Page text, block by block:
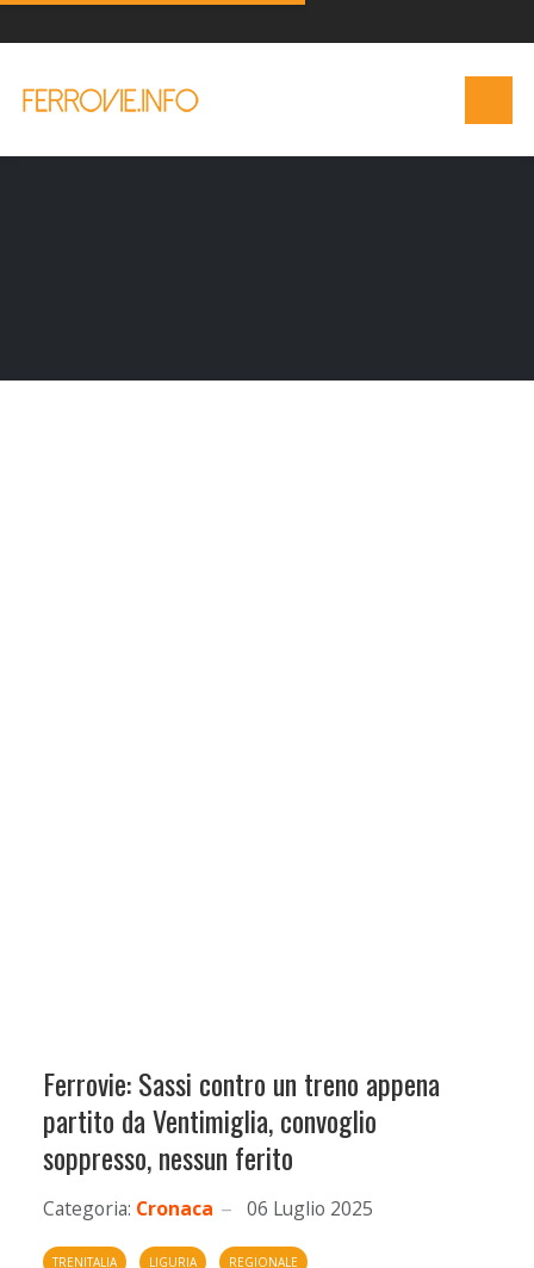
Ferrovie: Sassi contro un treno appena
partito da Ventimiglia, convoglio
soppresso, nessun ferito
Categoria: Cronaca 06 Luglio 2025
TRENITALIA LIGURIA REGIONALE